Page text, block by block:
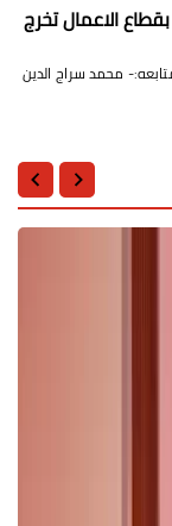
الاعمال تخرج
محمد سراج الدين